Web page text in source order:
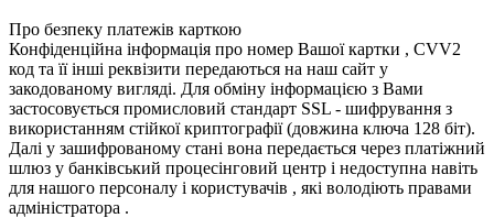
Про безпеку платежів карткою
Конфіденційна інформація про номер Вашої картки , CVV2
код та її інші реквізити передаються на наш сайт у
закодованому вигляді. Для обміну інформацією з Вами
застосовується промисловий стандарт SSL - шифрування з
використанням стійкої криптографії (довжина ключа 128 біт).
Далі у зашифрованому стані вона передається через платіжний
шлюз у банківський процесінговий центр і недоступна навіть
для нашого персоналу і користувачів , які володіють правами
адміністратора .